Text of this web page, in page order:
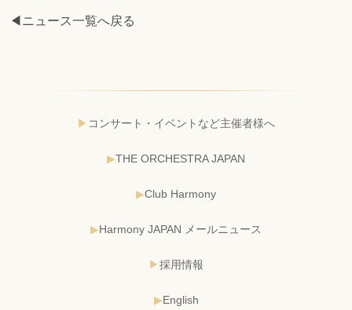
◀ニュース一覧へ戻る
コンサート・イベントなど主催者様へ
THE ORCHESTRA JAPAN
Club Harmony
Harmony JAPAN メールニュース
採用情報
English